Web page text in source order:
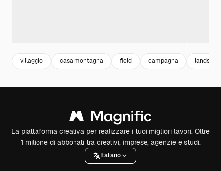
villaggio casa montagna field campagna
La piattaforma creativa per realizzare i tuoi migliori lavori. Oltre
1 milione di abbonati tra creativi, imprese, agenzie e studi.
Italiano